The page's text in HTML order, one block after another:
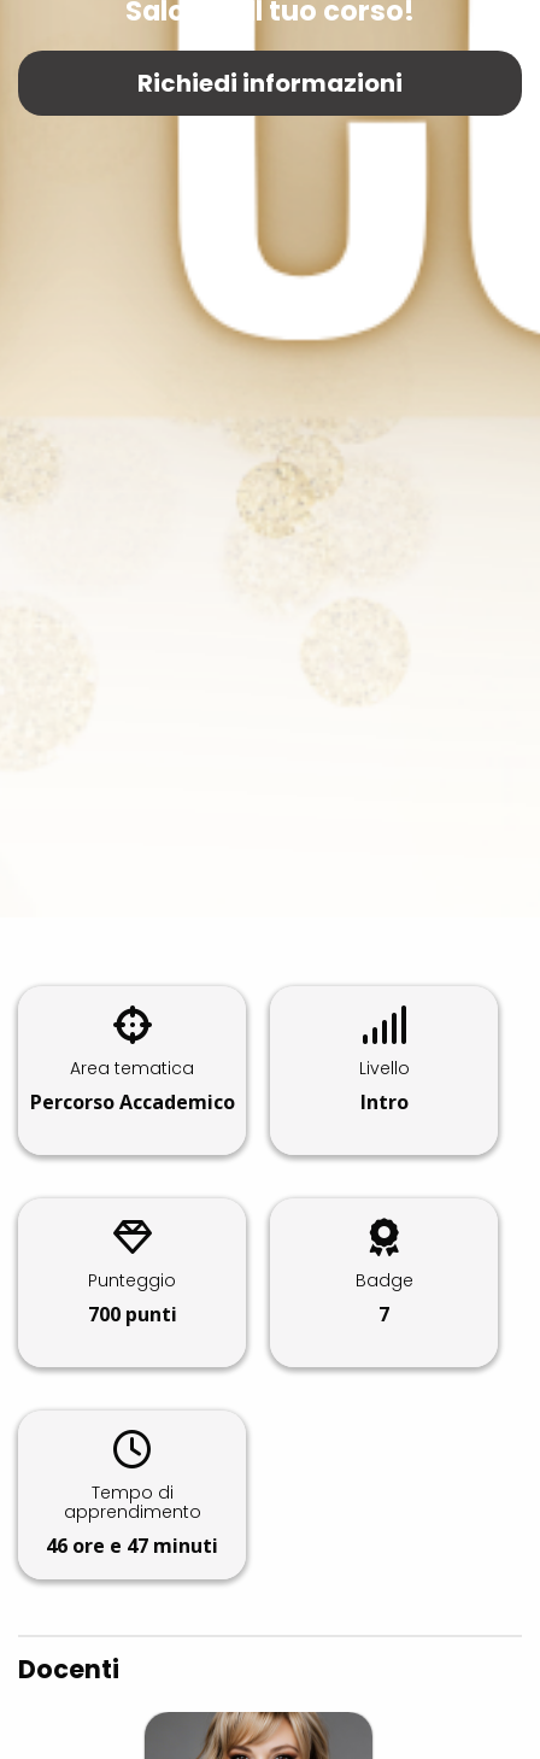
Salone - Il tuo corso!
Richiedi informazioni
Area tematica
Percorso Accademico
Livello
Intro
Punteggio
700punti
Badge
7
Tempo di
apprendimento
46 ore e 47 minuti
Docenti